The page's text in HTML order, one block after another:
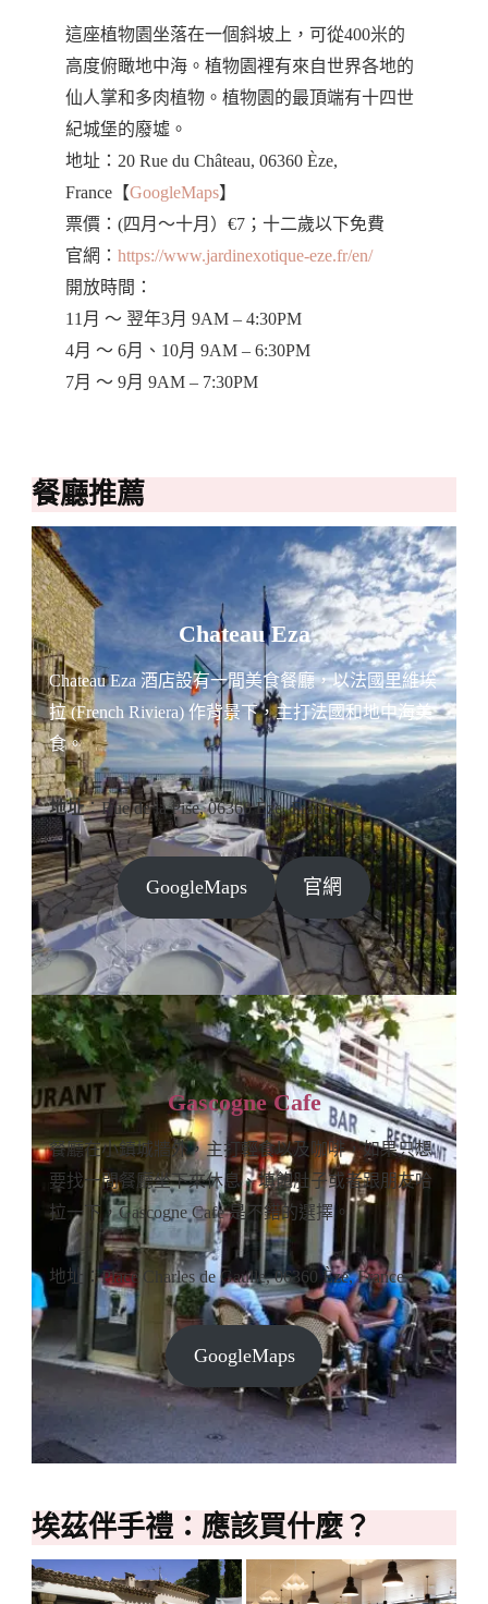
這座植物園坐落在一個斜坡上，可從400米的
高度俯瞰地中海。植物園裡有來自世界各地的
仙人掌和多肉植物。植物園的最頂端有十四世
紀城堡的廢墟。
地址：20 Rue du Château, 06360 Èze,
France【GoogleMaps】
票價：(四月～十月）€7；十二歲以下免費
官網：https://www.jardinexotique-eze.fr/en/
開放時間：
11月 ～ 翌年3月 9AM – 4:30PM
4月 ～ 6月、10月 9AM – 6:30PM
7月 ～ 9月 9AM – 7:30PM
餐廳推薦
Chateau Eza
Chateau Eza 酒店設有一間美食餐廳，以法國里維埃
拉 (French Riviera) 作背景下，主打法國和地中海美
食。
地址：Rue de la Pise, 06360 Èze, France
GoogleMaps 官網
Gascogne Cafe
餐廳在小鎮城牆外，主打輕食以及咖啡，如果只想
要找一間餐廳坐下來休息、填飽肚子或者跟朋友哈
拉一下，Gascogne Cafe 是不錯的選擇。
地址：Place Charles de Gaulle, 06360 Èze, France
GoogleMaps
埃茲伴手禮：應該買什麼？